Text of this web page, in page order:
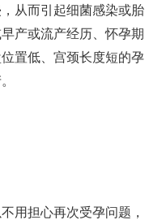
从而引起细菌感染或胎
产或流产经历、怀孕期
置低、宫颈长度短的孕
担心再次受孕问题，